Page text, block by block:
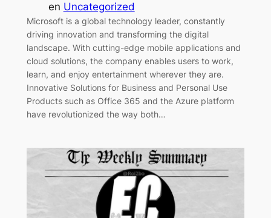
en Uncategorized
Microsoft is a global technology leader, constantly
driving innovation and transforming the digital
landscape. With cutting-edge mobile applications and
cloud solutions, the company enables users to work,
learn, and enjoy entertainment wherever they are.
Innovative Solutions for Business and Personal Use
Products such as Office 365 and the Azure platform
have revolutionized the way both…